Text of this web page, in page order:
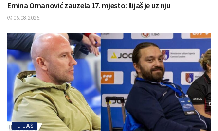
Emina Omanović zauzela 17. mjesto: Ilijaš je uz nju
06.08.2026.
ILIJAŠ